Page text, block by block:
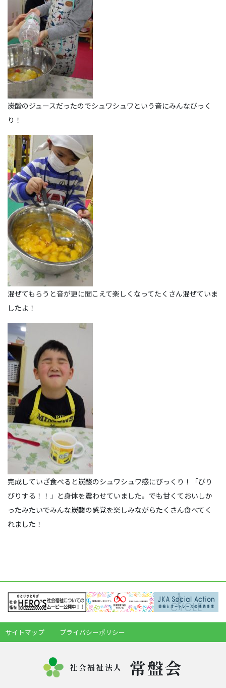
炭酸のジュースだったのでシュワシュワという音にみんなびっく
り！
混ぜてもらうと音が更に聞こえて楽しくなってたくさん混ぜていま
したよ！
完成していざ食べると炭酸のシュワシュワ感にびっくり！「びり
びりする！！」と身体を震わせていました。でも甘くておいしか
ったみたいでみんな炭酸の感覚を楽しみながらたくさん食べてく
れました！
サイトマップ プライバシーポリシー
社会福祉法人 常盤会